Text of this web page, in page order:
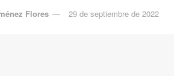
Flores 29 de septiembre de 2022